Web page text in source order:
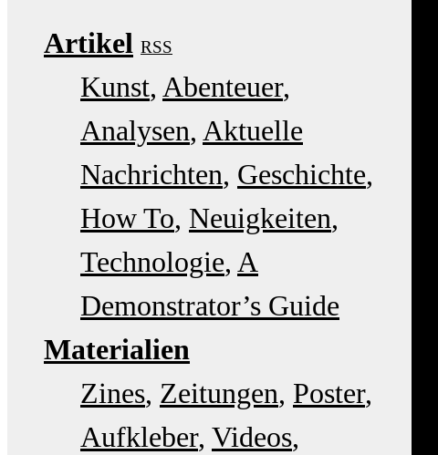
Artikel RSS
Kunst Abenteuer
Analysen Aktuelle
Nachrichten Geschichte
How To Neuigkeiten
Technologie A
Demonstrator’s Guide
Materialien
Zines Zeitungen Poster
Aufkleber Videos